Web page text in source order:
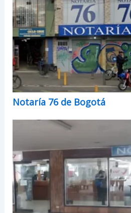
Notaría 76 de Bogotá